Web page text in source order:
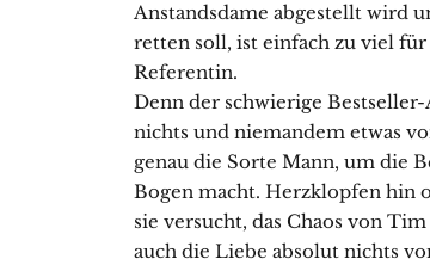
Anstandsdame abgestellt wird
retten soll, ist einfach zu viel für
Referentin.
Denn der schwierige
nichts und niemandem etwas
genau die Sorte Mann, um die
Bogen macht. Herzklopfen hin
sie versucht, das Chaos von
auch die Liebe absolut nichts